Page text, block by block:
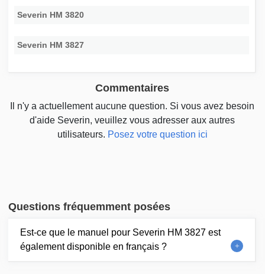
Severin HM 3820
Severin HM 3827
Commentaires
Il n'y a actuellement aucune question. Si vous avez besoin
d'aide Severin, veuillez vous adresser aux autres
utilisateurs. Posez votre question ici
Questions fréquemment posées
Est-ce que le manuel pour Severin HM 3827 est
également disponible en français ?